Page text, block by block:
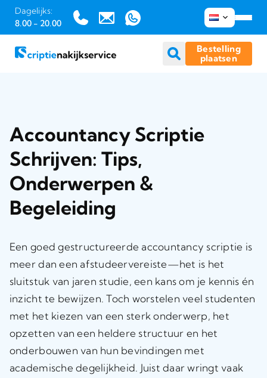
Dagelijks:
8.00 - 20.00
Bestelling
plaatsen
Accountancy Scriptie
Schrijven: Tips,
Onderwerpen &
Begeleiding
Een goed gestructureerde accountancy scriptie is
meer dan een afstudeervereiste—het is het
sluitstuk van jaren studie, een kans om je kennis én
inzicht te bewijzen. Toch worstelen veel studenten
met het kiezen van een sterk onderwerp, het
opzetten van een heldere structuur en het
onderbouwen van hun bevindingen met
academische degelijkheid. Juist daar wringt vaak